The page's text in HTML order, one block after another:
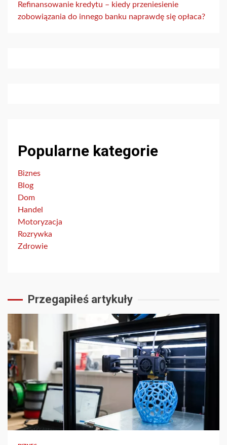
Refinansowanie kredytu – kiedy przeniesienie
zobowiązania do innego banku naprawdę się opłaca?
Popularne kategorie
Biznes
Blog
Dom
Handel
Motoryzacja
Rozrywka
Zdrowie
Przegapiłeś artykuły
3 min read